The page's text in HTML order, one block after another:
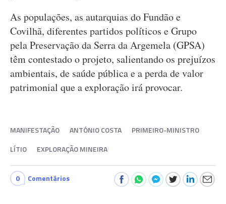
As populações, as autarquias do Fundão e
Covilhã, diferentes partidos políticos e Grupo
pela Preservação da Serra da Argemela (GPSA)
têm contestado o projeto, salientando os prejuízos
ambientais, de saúde pública e a perda de valor
patrimonial que a exploração irá provocar.
MANIFESTAÇÃO ANTÓNIO COSTA
PRIMEIRO-MINISTRO
LÍTIO
EXPLORAÇÃO MINEIRA
0 Comentários